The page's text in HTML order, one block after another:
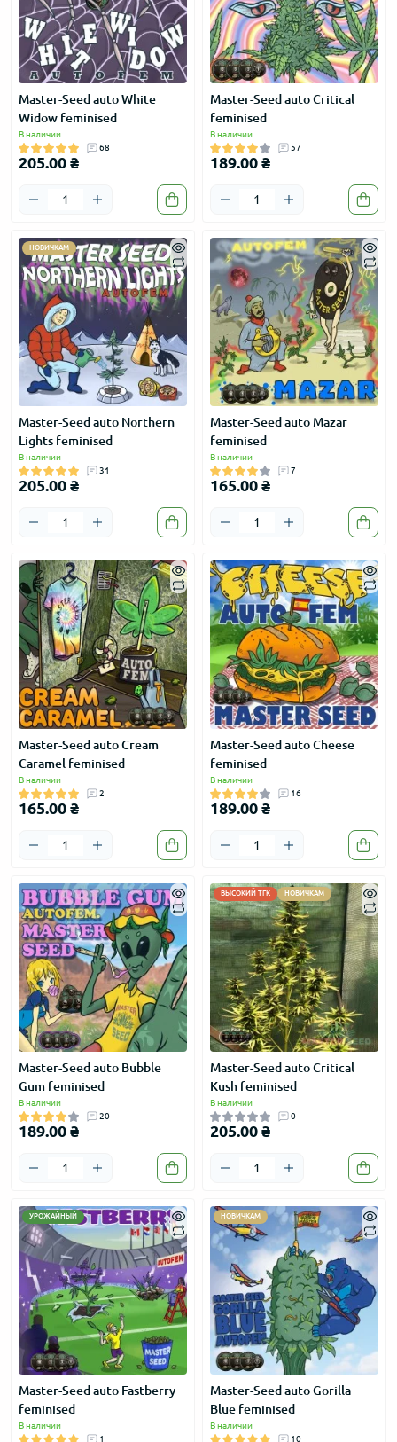
Master-Seed auto White
Widow feminised
В наличии
68
205.00 ₴
Master-Seed auto Critical
feminised
В наличии
57
189.00 ₴
НОВИЧКАМ
Master-Seed auto Northern
Lights feminised
В наличии
31
205.00 ₴
Master-Seed auto Mazar
feminised
В наличии
7
165.00 ₴
Master-Seed auto Cream
Caramel feminised
В наличии
2
165.00 ₴
Master-Seed auto Cheese
feminised
В наличии
16
189.00 ₴
Master-Seed auto Bubble
Gum feminised
В наличии
20
189.00 ₴
ВЫСОКИЙ ТГК НОВИЧКАМ
Master-Seed auto Critical
Kush feminised
В наличии
0
205.00 ₴
УРОЖАЙНЫЙ
Master-Seed auto Fastberry
feminised
В наличии
1
НОВИЧКАМ
Master-Seed auto Gorilla
Blue feminised
В наличии
10